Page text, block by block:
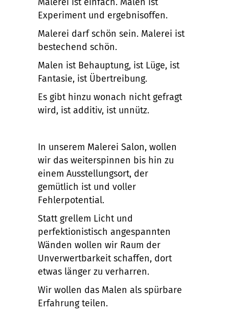
Experiment und ergebnisoffen.
Malerei darf schön sein. Malerei ist
bestechend schön.
Malen ist Behauptung, ist Lüge, ist
Fantasie, ist Übertreibung.
Es gibt hinzu wonach nicht gefragt
wird, ist additiv, ist unnütz.
In unserem Malerei Salon, wollen
wir das weiterspinnen bis hin zu
einem Ausstellungsort, der
gemütlich ist und voller
Fehlerpotential.
Statt grellem Licht und
perfektionistisch angespannten
Wänden wollen wir Raum der
Unverwertbarkeit schaffen, dort
etwas länger zu verharren.
Wir wollen das Malen als spürbare
Erfahrung teilen.